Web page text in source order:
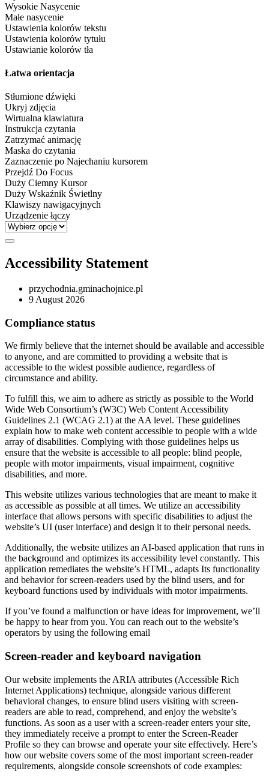
Wysokie Nasycenie
Małe nasycenie
Ustawienia kolorów tekstu
Ustawienia kolorów tytułu
Ustawianie kolorów tła
Łatwa orientacja
Stłumione dźwięki
Ukryj zdjęcia
Wirtualna klawiatura
Instrukcja czytania
Zatrzymać animację
Maska do czytania
Zaznaczenie po Najechaniu kursorem
Przejdź Do Focus
Duży Ciemny Kursor
Duży Wskaźnik Świetlny
Klawiszy nawigacyjnych
Urządzenie łączy
Accessibility Statement
przychodnia.gminachojnice.pl
9 August 2026
Compliance status
We firmly believe that the internet should be available and accessible
to anyone, and are committed to providing a website that is
accessible to the widest possible audience, regardless of
circumstance and ability.
To fulfill this, we aim to adhere as strictly as possible to the World
Wide Web Consortium’s (W3C) Web Content Accessibility
Guidelines 2.1 (WCAG 2.1) at the AA level. These guidelines
explain how to make web content accessible to people with a wide
array of disabilities. Complying with those guidelines helps us
ensure that the website is accessible to all people: blind people,
people with motor impairments, visual impairment, cognitive
disabilities, and more.
This website utilizes various technologies that are meant to make it
as accessible as possible at all times. We utilize an accessibility
interface that allows persons with specific disabilities to adjust the
website’s UI (user interface) and design it to their personal needs.
Additionally, the website utilizes an AI-based application that runs in
the background and optimizes its accessibility level constantly. This
application remediates the website’s HTML, adapts Its functionality
and behavior for screen-readers used by the blind users, and for
keyboard functions used by individuals with motor impairments.
If you’ve found a malfunction or have ideas for improvement, we’ll
be happy to hear from you. You can reach out to the website’s
operators by using the following email
Screen-reader and keyboard navigation
Our website implements the ARIA attributes (Accessible Rich
Internet Applications) technique, alongside various different
behavioral changes, to ensure blind users visiting with screen-
readers are able to read, comprehend, and enjoy the website’s
functions. As soon as a user with a screen-reader enters your site,
they immediately receive a prompt to enter the Screen-Reader
Profile so they can browse and operate your site effectively. Here’s
how our website covers some of the most important screen-reader
requirements, alongside console screenshots of code examples: